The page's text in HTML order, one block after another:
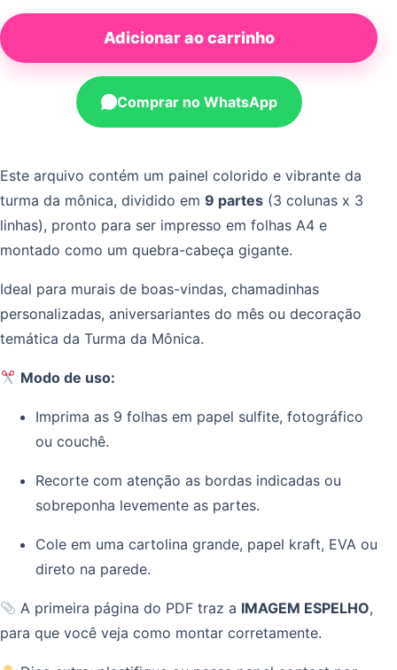
Adicionar ao carrinho
Comprar no WhatsApp
Este arquivo contém um painel colorido e vibrante da
turma da mônica, dividido em 9 partes (3 colunas x 3
linhas), pronto para ser impresso em folhas A4 e
montado como um quebra-cabeça gigante.
Ideal para murais de boas-vindas, chamadinhas
personalizadas, aniversariantes do mês ou decoração
temática da Turma da Mônica.
Modo de uso:
Imprima as 9 folhas em papel sulfite, fotográfico
ou couchê.
Recorte com atenção as bordas indicadas ou
sobreponha levemente as partes.
Cole em uma cartolina grande, papel kraft, EVA ou
direto na parede.
A primeira página do PDF traz a IMAGEM ESPELHO,
para que você veja como montar corretamente.